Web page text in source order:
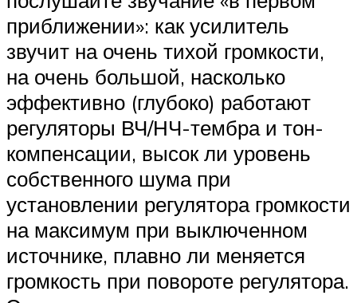
приближении»: как усилитель
звучит на очень тихой громкости,
на очень большой, насколько
эффективно (глубоко) работают
регуляторы ВЧ/НЧ-тембра и тон-
компенсации, высок ли уровень
собственного шума при
установлении регулятора громкости
на максимум при выключенном
источнике, плавно ли меняется
громкость при повороте регулятора.